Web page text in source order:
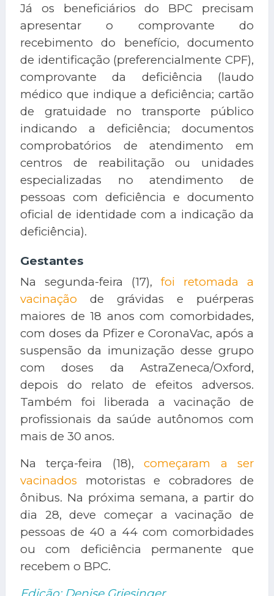
Já os beneficiários do BPC precisam
apresentar o comprovante do
recebimento do benefício, documento
de identificação (preferencialmente CPF),
comprovante da deficiência (laudo
médico que indique a deficiência; cartão
de gratuidade no transporte público
indicando a deficiência; documentos
comprobatórios de atendimento em
centros de reabilitação ou unidades
especializadas no atendimento de
pessoas com deficiência e documento
oficial de identidade com a indicação da
deficiência).
Gestantes
Na segunda-feira (17), foi retomada a
vacinação de grávidas e puérperas
maiores de 18 anos com comorbidades,
com doses da Pfizer e CoronaVac, após a
suspensão da imunização desse grupo
com doses da AstraZeneca/Oxford,
depois do relato de efeitos adversos.
Também foi liberada a vacinação de
profissionais da saúde autônomos com
mais de 30 anos.
Na terça-feira (18),começaram a ser
vacinados motoristas e cobradores de
ônibus. Na próxima semana, a partir do
dia 28, deve começar a vacinação de
pessoas de 40 a 44 com comorbidades
ou com deficiência permanente que
recebem o BPC.
Edição: Denise Griesinger